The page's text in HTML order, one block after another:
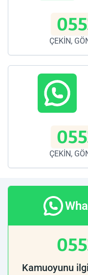
ÇEKİN,
ÇEKİN,
Kamuoyunu